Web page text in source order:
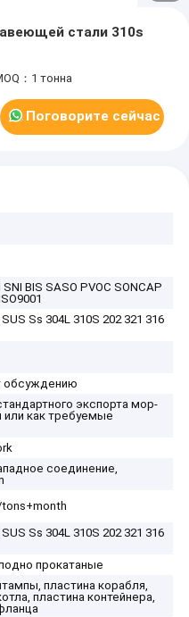
стали 310s
：1 тонна
Поговорите сейчас
BIS SASO PVOC SONCAP
Ss 304L 310S 202 321 316
обсуждению
экспорта мор-
или как требуемые
соединение,
Ss 304L 310S 202 321 316
прокатаные
пластина корабля,
пластина контейнера,